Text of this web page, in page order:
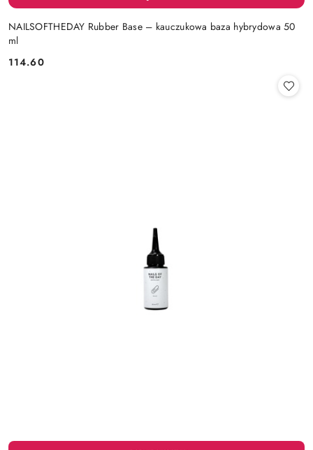
NAILSOFTHEDAY Rubber Base – kauczukowa baza hybrydowa 50
ml
Cena:
114.60